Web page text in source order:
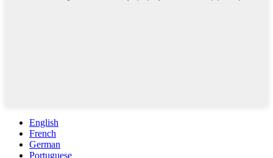
English
French
German
Portuguese